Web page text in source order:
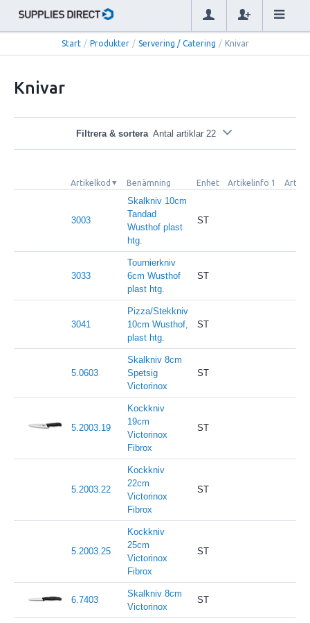
Start / Produkter / Servering / Catering / Knivar
Knivar
Filtrera & sortera Antal artiklar 22
Artikelkod Benämning Enhet Artikelinfo 1
3003
Skalkniv 10cm
Tandad
Wusthof plast
htg.
ST
3033
Tournierkniv
6cm Wusthof
plast htg.
ST
3041
Pizza/Stekkniv
10cm Wusthof,
plast htg.
ST
5.0603
Skalkniv 8cm
Spetsig
Victorinox
ST
5.2003.19
Kockkniv
19cm
Victorinox
Fibrox
ST
5.2003.22
Kockkniv
22cm
Victorinox
Fibrox
ST
5.2003.25
Kockkniv
25cm
Victorinox
Fibrox
ST
6.7403
Skalkniv 8cm
Victorinox
ST